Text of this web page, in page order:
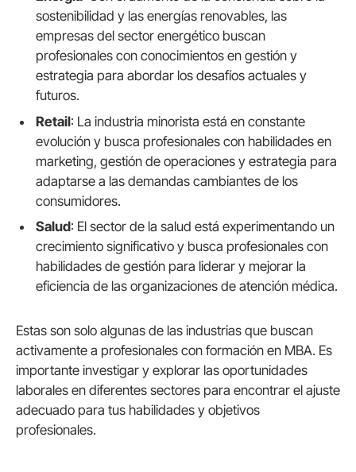
sostenibilidad y las energías renovables, las
empresas del sector energético buscan
profesionales con conocimientos en gestión y
estrategia para abordar los desafíos actuales y
futuros.
Retail: La industria minorista está en constante
evolución y busca profesionales con habilidades en
marketing, gestión de operaciones y estrategia para
adaptarse a las demandas cambiantes de los
consumidores.
Salud: El sector de la salud está experimentando un
crecimiento significativo y busca profesionales con
habilidades de gestión para liderar y mejorar la
eficiencia de las organizaciones de atención médica.
Estas son solo algunas de las industrias que buscan
activamente a profesionales con formación en MBA. Es
importante investigar y explorar las oportunidades
laborales en diferentes sectores para encontrar el ajuste
adecuado para tus habilidades y objetivos
profesionales.